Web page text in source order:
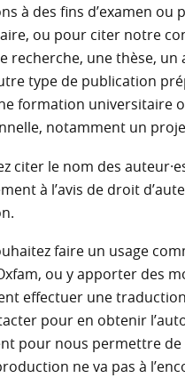
à des fins d’examen ou
ou pour citer notre
recherche, une thèse, un
type de publication
formation universitaire
notamment un
citer le nom des
à l’avis de droit
faire un usage
ou y apporter des
effectuer une
pour en obtenir
pour nous permettre de
ne va pas à